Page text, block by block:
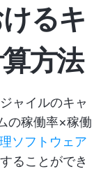
るキ
方法
ャイルのキャ
の稼働率×稼働
ソフトウェア
ることができ